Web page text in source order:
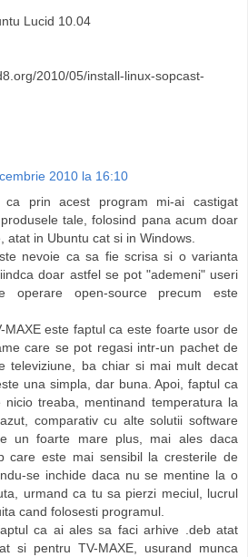
Lucid 10.04
2010/05/install-linux-sopcast-
2010 la 16:10
prin acest program mi-ai castigat
tale, folosind pana acum doar
atat in Ubuntu cat si in Windows.
nevoie ca sa fie scrisa si o varianta
doar astfel se pot "ademeni" useri
operare open-source precum este
MAXE este faptul ca este foarte usor de
care se pot regasi intr-un pachet de
televiziune, ba chiar si mai mult decat
una simpla, dar buna. Apoi, faptul ca
nicio treaba, mentinand temperatura la
comparativ cu alte solutii software
un foarte mare plus, mai ales daca
care este mai sensibil la cresterile de
se inchide daca nu se mentine la o
urmand ca tu sa pierzi meciul, lucrul
cand folosesti programul.
ca ai ales sa faci arhive .deb atat
si pentru TV-MAXE, usurand munca